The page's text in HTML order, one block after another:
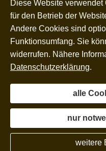
Diese Website
für den Betrieb der
Andere Cookies sind
Funktionsumfang. Sie
widerrufen. Nähere
Datenschutzerklärung.
alle
nur
weitere